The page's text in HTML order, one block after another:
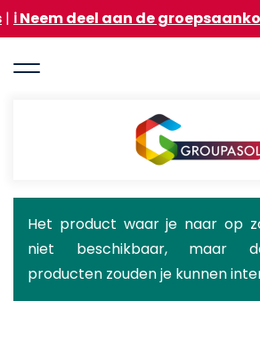
Overslaan
en
de
aan de groepsaankoop van
Groupasol
Statusbericht
Het product waar je naar op
niet beschikbaar, maar
producten zouden je kunnen